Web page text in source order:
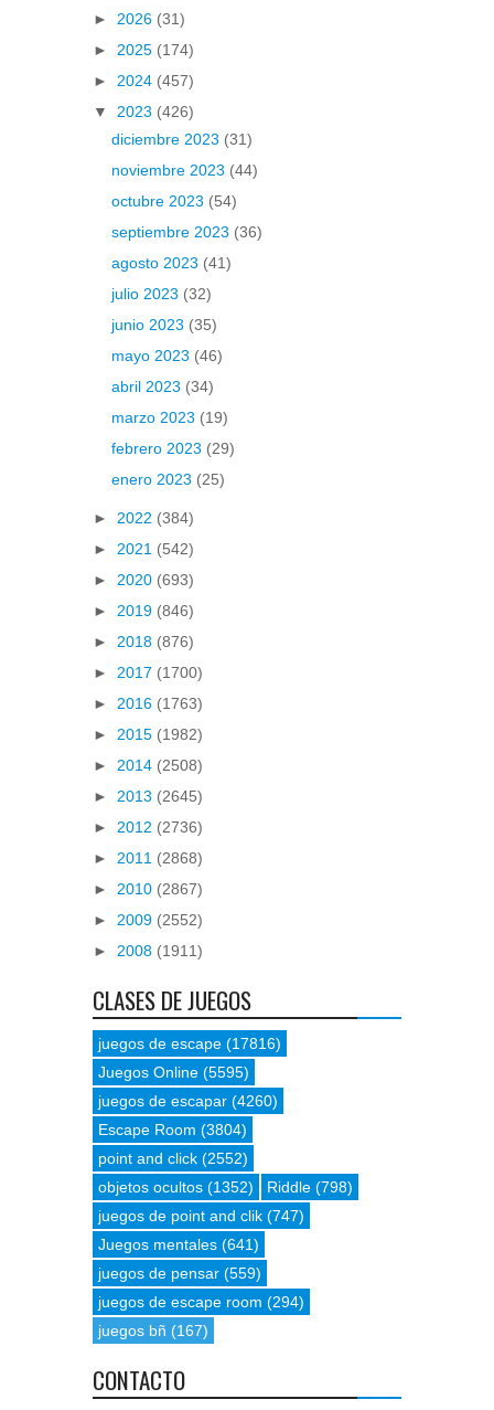
► 2026 (31)
► 2025 (174)
► 2024 (457)
▼ 2023 (426)
diciembre 2023 (31)
noviembre 2023 (44)
octubre 2023 (54)
septiembre 2023 (36)
agosto 2023 (41)
julio 2023 (32)
junio 2023 (35)
mayo 2023 (46)
abril 2023 (34)
marzo 2023 (19)
febrero 2023 (29)
enero 2023 (25)
► 2022 (384)
► 2021 (542)
► 2020 (693)
► 2019 (846)
► 2018 (876)
► 2017 (1700)
► 2016 (1763)
► 2015 (1982)
► 2014 (2508)
► 2013 (2645)
► 2012 (2736)
► 2011 (2868)
► 2010 (2867)
► 2009 (2552)
► 2008 (1911)
CLASES DE JUEGOS
juegos de escape (17816)
Juegos Online (5595)
juegos de escapar (4260)
Escape Room (3804)
point and click (2552)
objetos ocultos (1352) Riddle (798)
juegos de point and clik (747)
Juegos mentales (641)
juegos de pensar (559)
juegos de escape room (294)
juegos bñ (167)
CONTACTO